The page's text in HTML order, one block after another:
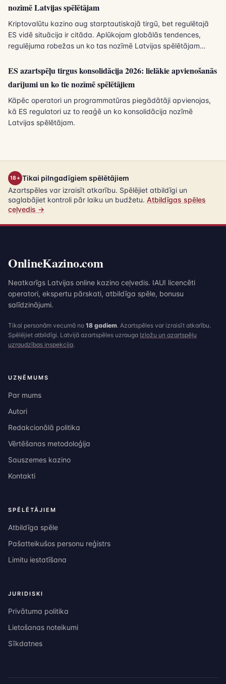
nozīmē Latvijas spēlētājam
Kriptovalūtu kazino aug starptautiskajā tirgū, bet regulētajā
ES vidē situācija ir citāda. Aplūkojam globālās tendences,
regulējuma robežas un ko tas nozīmē Latvijas spēlētājam
ES azartspēļu tirgus konsolidācija 2026: lielākie apvienošanās
darījumi un ko tie nozīmē spēlētājiem
Kāpēc operatori un programmatūras piegādātāji apvienojas,
kā ES regulatori uz to reaģē un ko konsolidācija nozīmē
Latvijas spēlētājam.
18+ Tikai pilngadīgiem spēlētājiem
Azartspēles var izraisīt atkarību. Spēlējiet atbildīgi un
saglabājiet kontroli pār laiku un budžetu. Atbildīgas spēles
ceļvedis →
OnlineKazino.com
Neatkarīgs Latvijas online kazino ceļvedis. IAUI licencēti
operatori, ekspertu pārskati, atbildīga spēle, bonusu
salīdzinājumi.
Tikai personām vecumā no 18 gadiem. Azartspēles var izraisīt atkarību.
Spēlējiet atbildīgi. Latvijā azartspēles uzrauga Izložu un azartspēļu
uzraudzības inspekcija.
UZŅĒMUMS
Par mums
Autori
Redakcionālā politika
Vērtēšanas metodoloģija
Sauszemes kazino
Kontakti
SPĒLĒTĀJIEM
Atbildīga spēle
Pašatteikušos personu reģistrs
Limitu iestatīšana
JURIDISKI
Privātuma politika
Lietošanas noteikumi
Sīkdatnes